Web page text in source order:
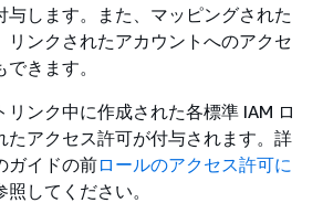
与します。また、マッピングされた
リンクされたアカウントへのアクセ
きます。
リンク中に作成された各標準 IAM ロ
たアクセス許可が付与されます。詳
ガイドの前ロールのアクセス許可に
してください。